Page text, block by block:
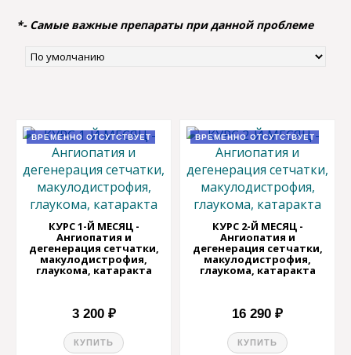
*- Самые важные препараты при данной проблеме
ВРЕМЕННО ОТСУТСТВУЕТ
КУРС 1-Й МЕСЯЦ -
Ангиопатия и
дегенерация сетчатки,
макулодистрофия,
глаукома, катаракта
3 200 ₽
КУПИТЬ
ВРЕМЕННО ОТСУТСТВУЕТ
КУРС 2-Й МЕСЯЦ -
Ангиопатия и
дегенерация сетчатки,
макулодистрофия,
глаукома, катаракта
16 290 ₽
КУПИТЬ